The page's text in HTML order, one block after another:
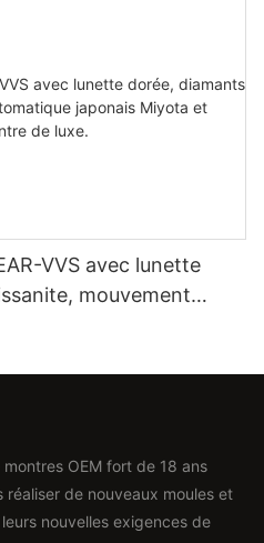
VVS avec lunette
mouvement
OEM fort de 18 ans
de nouveaux moules et
nouvelles exigences de